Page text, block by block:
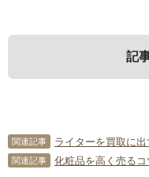
記
1．不要になっ
て売ればいい？
3．事務用品の
すればいいの？
関連記事
関連記事